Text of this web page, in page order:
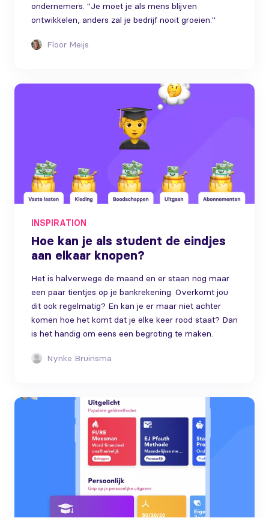
ondernemers. "Je moet je als mens blijven
ontwikkelen, anders zal je bedrijf nooit groeien."
Floor Meijs
INSPIRATION
Hoe kan je als student de eindjes
aan elkaar knopen?
Het is halverwege de maand en er staan nog maar
een paar tientjes op je bankrekening. Overkomt jou
dit ook regelmatig? En kan je er maar niet achter
komen hoe het komt dat je elke keer rood staat? Dan
is het handig om eens een begroting te maken.
Nynke Bruinsma